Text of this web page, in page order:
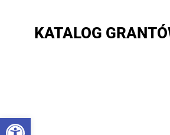
Otwórz pasek narzędzi
KATALOG